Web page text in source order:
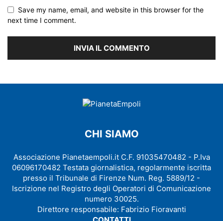
Save my name, email, and website in this browser for the
next time I comment.
CHI SIAMO
Associazione Pianetaempoli.it C.F. 91035470482 - P.Iva
06096170482 Testata giornalistica, regolarmente iscritta
presso il Tribunale di Firenze Num. Reg. 5889/12 -
Iscrizione nel Registro degli Operatori di Comunicazione
numero 30025.
Direttore responsabile: Fabrizio Fioravanti